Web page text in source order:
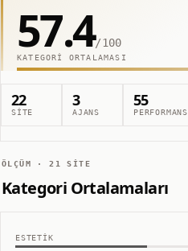
57.4/100
KATEGORI ORTALAMASI
22
SITE
3
AJANS
55
PERFORMANS
ÖLÇÜM ·21 SITE
Kategori Ortalamaları
ESTETIK